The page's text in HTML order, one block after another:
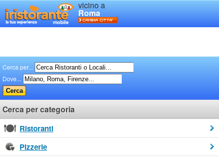
vicino a
Roma
Cerca per...
Dove...
Cerca per categoria
Ristoranti
Pizzerie